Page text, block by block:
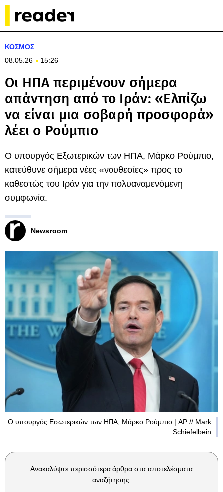
ΚΟΣΜΟΣ
08.05.26
15:26
Οι ΗΠΑ περιμένουν σήμερα
απάντηση από το Ιράν: «Ελπίζω
να είναι μια σοβαρή προσφορά»
λέει ο Ρούμπιο
Ο υπουργός Εξωτερικών των ΗΠΑ, Μάρκο Ρούμπιο,
κατεύθυνε σήμερα νέες «νουθεσίες» προς το
καθεστώς του Ιράν για την πολυαναμενόμενη
συμφωνία.
Newsroom
Ο υπουργός Εσωτερικών των ΗΠΑ, Μάρκο Ρούμπιο | AP // Mark
Schiefelbein
Ανακαλύψτε περισσότερα άρθρα στα αποτελέσματα
αναζήτησης.